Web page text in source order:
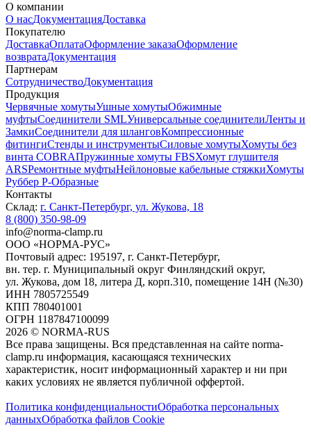
О компании
О насДокументацияДоставка
Покупателю
ДоставкаОплатаОформление заказаОформление
возвратаДокументация
Партнерам
СотрудничествоДокументация
Продукция
Червячные хомутыУшные хомутыОбжимные
муфтыСоединители SMLУниверсальные соединителиЛенты и
ЗамкиСоединители для шланговКомпрессионные
фитингиСтенды и инструментыСиловые хомутыХомуты без
винта COBRAПружинные хомуты FBSХомут глушителя
ARSРемонтные муфтыНейлоновые кабельные стяжкиХомуты
Руббер Р-Образные
Контакты
Склад: г. Санкт-Петербург, ул. Жукова, 18
8 (800) 350-98-09
info@norma-clamp.ru
ООО «НОРМА-РУС»
Почтовый адрес: 195197, г. Санкт-Петербург,
вн. тер. г. Муниципальный округ Финляндский округ,
ул. Жукова, дом 18, литера Д, корп.310, помещение 14Н (№30)
ИНН 7805725549
КПП 780401001
ОГРН 1187847100099
2026 © NORMA-RUS
Все права защищены. Вся представленная на сайте norma-
clamp.ru информация, касающаяся технических
характеристик, носит информационный характер и ни при
каких условиях не является публичной оффертой.‍
Политика конфиденциальностиОбработка персональных
данныхОбработка файлов Cookie